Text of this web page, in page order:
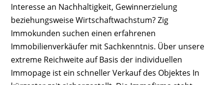
Interesse an Nachhaltigkeit, Gewinnerzielung
beziehungsweise Wirtschaftwachstum? Zig
Immokunden suchen einen erfahrenen
Immobilienverkäufer mit Sachkenntnis. Über unsere
extreme Reichweite auf Basis der individuellen
Immopage ist ein schneller Verkauf des Objektes In